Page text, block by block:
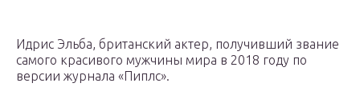
Идрис Эльба, британский актер, получивший звание
самого красивого мужчины мира в 2018 году по
версии журнала «Пиплс».